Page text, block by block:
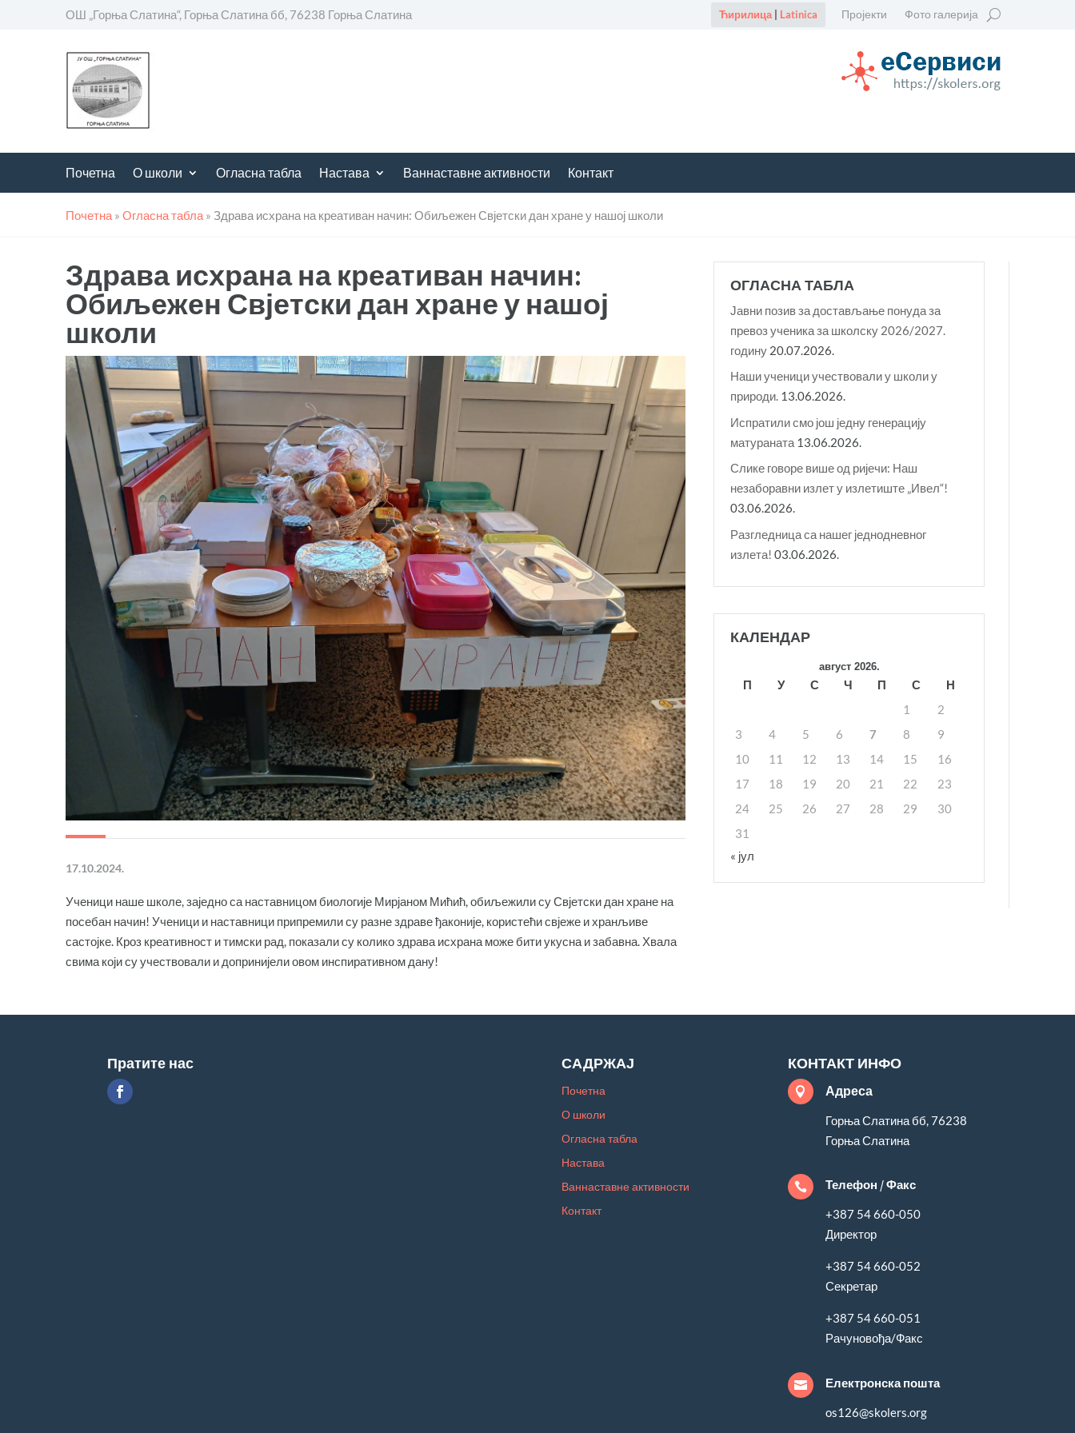
ОШ „Горња Слатина“, Горња Слатина бб, 76238 Горња Слатина Пројекти Фото галерија
Ћирилица| Latinica
Почетна О школи Огласна табла Настава Ваннаставне активности Контакт
Почетна » Огласна табла » Здрава исхрана на креативан начин: Обиљежен Свјетски дан хране у нашој школи
Здрава исхрана на креативан начин:
Обиљежен Свјетски дан хране у нашој
школи
17.10.2024.
Ученици наше школе, заједно са наставницом биологије Мирјаном Мићић, обиљежили су Свјетски дан хране на
посебан начин! Ученици и наставници припремили су разне здраве ђаконије, користећи свјеже и хранљиве
састојке. Кроз креативност и тимски рад, показали су колико здрава исхрана може бити укусна и забавна. Хвала
свима који су учествовали и допринијели овом инспиративном дану!
ОГЛАСНА ТАБЛА
Јавни позив за достављање понуда за
превоз ученика за школску 2026/2027.
годину 20.07.2026.
Наши ученици учествовали у школи у
природи. 13.06.2026.
Испратили смо још једну генерацију
матураната 13.06.2026.
Слике говоре више од ријечи: Наш
незаборавни излет у излетиште „Ивел“!
03.06.2026.
Разгледница са нашег једнодневног
излета! 03.06.2026.
КАЛЕНДАР
август 2026.
П У С Ч П С
Н
1
2
3
4 5 6 7 8
9
10
11 12 13 14 15
16
17
18 19 20 21 22
23
24
25 26 27 28 29
30
31
« јул
Пратите нас САДРЖАЈ
Почетна
О школи
Огласна табла
Настава
Ваннаставне активности
Контакт
КОНТАКТ ИНФО
 Адреса
Горња Слатина бб, 76238
Горња Слатина
 Телефон / Факс
+387 54 660-050
Директор
+387 54 660-052
Секретар
+387 54 660-051
Рачуновођа/Факс
 Електронска пошта
os126@skolers.org